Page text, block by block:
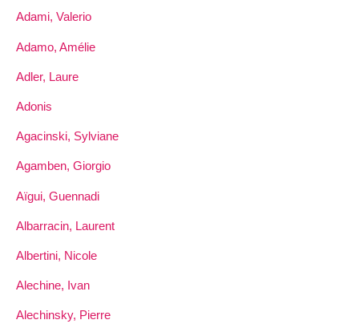
Adami, Valerio
Adamo, Amélie
Adler, Laure
Adonis
Agacinski, Sylviane
Agamben, Giorgio
Aïgui, Guennadi
Albarracin, Laurent
Albertini, Nicole
Alechine, Ivan
Alechinsky, Pierre